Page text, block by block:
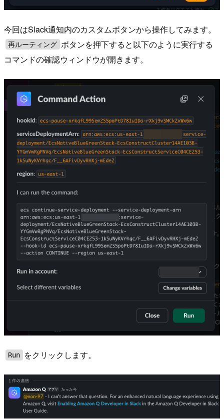
今回はSlack通知内のカスタムボタンから操作してみます。
再ルーティング ボタンを押下すると以下のように実行する
コマンドの確認ウィンドウが開きます。
Run をクリックします。